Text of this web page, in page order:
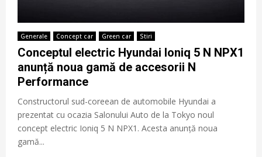
Generale Concept car Green car Stiri
Conceptul electric Hyundai Ioniq 5 N NPX1
anunță noua gamă de accesorii N
Performance
Constructorul sud-coreean de automobile Hyundai a
prezentat cu ocazia Salonului Auto de la Tokyo noul
concept electric Ioniq 5 N NPX1. Acesta anunță noua
gamă...